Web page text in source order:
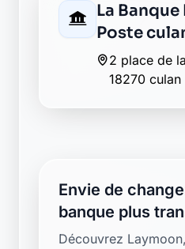
La Banque
Poste
2 place de
18270 culan
Envie de
banque plus
Découvrez